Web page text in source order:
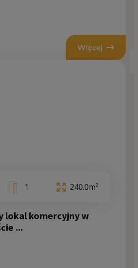
Więcej
1 240.0m²
lokal komercyjny w
...